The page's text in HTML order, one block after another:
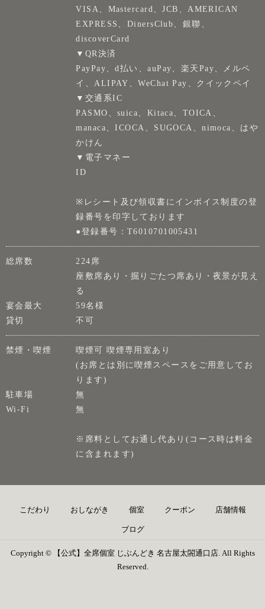
VISA、Mastercard、JCB、AMERICAN
EXPRESS、DinersClub、銀聯、
discoverCard
▼QR決済
PayPay、d払い、auPay、楽天Pay、メルペ
イ、ALIPAY、WeChat Pay、クイックペイ
▼交通系IC
PASMO、suica、Kitaca、TOICA、
manaca、ICOCA、SUGOCA、nimoca、はや
かけん
▼電子マネー
ID
※レシート及び領収書にインボイス制度の登
録番号を印字しております
●登録番号：T6010701005431
総席数
224席
座敷席あり・掘りごたつ席あり・夜景が見え
る
宴会最大
59名様
貸切
不可
禁煙・喫煙
喫煙可 喫煙専用室あり
(お席とは別に喫煙スペースをご用意してお
ります)
駐車場
無
Wi-Fi
無
※席料としてお通し代あり(コース時は料金
に含まれます)
こだわり おしながき 個室 クーポン 店舗情報
ブログ
Copyright © 【公式】全席個室 じぶんどき 名古屋太閤通口店. All Rights
Reserved.